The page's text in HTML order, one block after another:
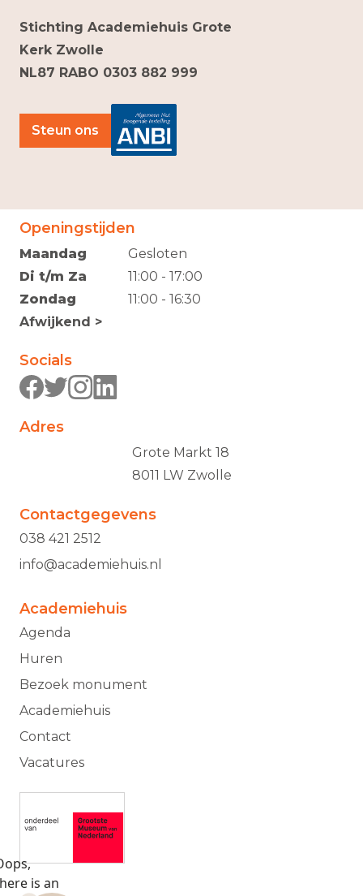
Openingstijden
Maandag
Di t/m Za
Zondag
Afwijkend >
Gesloten
11:00 - 17:00
11:00 - 16:30
Socials
Adres
Grote Markt 18
8011 LW Zwolle
Contactgegevens
038 421 2512
info@academiehuis.nl
Academiehuis
Agenda
Huren
Bezoek monument
Academiehuis
Contact
Vacatures
Stichting Academiehuis Grote
Kerk Zwolle
NL87 RABO 0303 882 999
Steun ons